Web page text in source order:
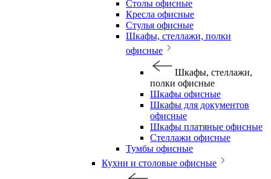
Столы офисные
Кресла офисные
Стулья офисные
Шкафы, стеллажи, полки
офисные
Шкафы, стеллажи,
полки офисные
Шкафы офисные
Шкафы для документов
офисные
Шкафы платяные офисные
Стеллажи офисные
Тумбы офисные
Кухни и столовые офисные